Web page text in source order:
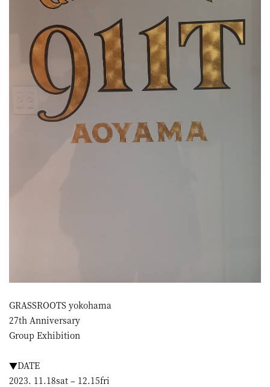
GRASSROOTS yokohama
27th Anniversary
Group Exhibition
▼DATE
2023. 11.18sat – 12.15fri